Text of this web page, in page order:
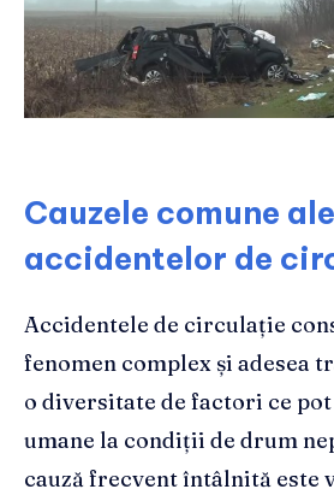
Cauzele comune ale
accidentelor de
Accidentele de circulație
fenomen complex și adesea
o diversitate de factori ce
umane la condiții de drum
cauză frecvent întâlnită este